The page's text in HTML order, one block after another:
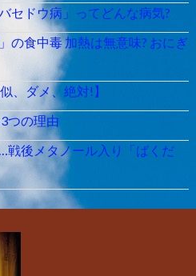
セドウ病」ってどんな病気?
の食中毒 加熱は無意味? おにぎ
、ダメ、絶対!】
つの理由
戦後メタノール入り「ばくだ